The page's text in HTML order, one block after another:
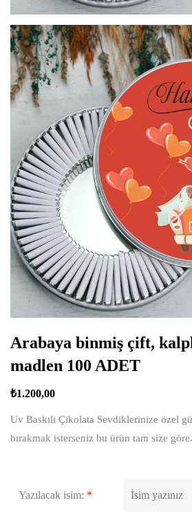
Arabaya binmiş çift,
madlen 100 ADET
₺1.200,00
Uv Baskılı Çikolata Sevdiklerinize özel
bırakmak isterseniz bu ürün tam size göre.
Yazılacak isim: *